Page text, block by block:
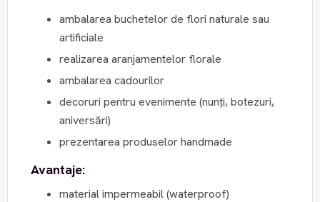
ambalarea buchetelor de flori naturale sau
artificiale
realizarea aranjamentelor florale
ambalarea cadourilor
decoruri pentru evenimente (nunți, botezuri,
aniversări)
prezentarea produselor handmade
Avantaje:
material impermeabil (waterproof)